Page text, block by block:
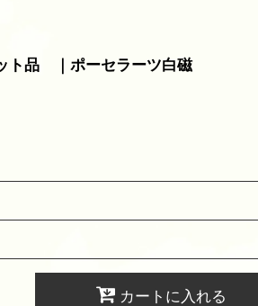
品 ｜ポーセラーツ白磁
カートに入れる